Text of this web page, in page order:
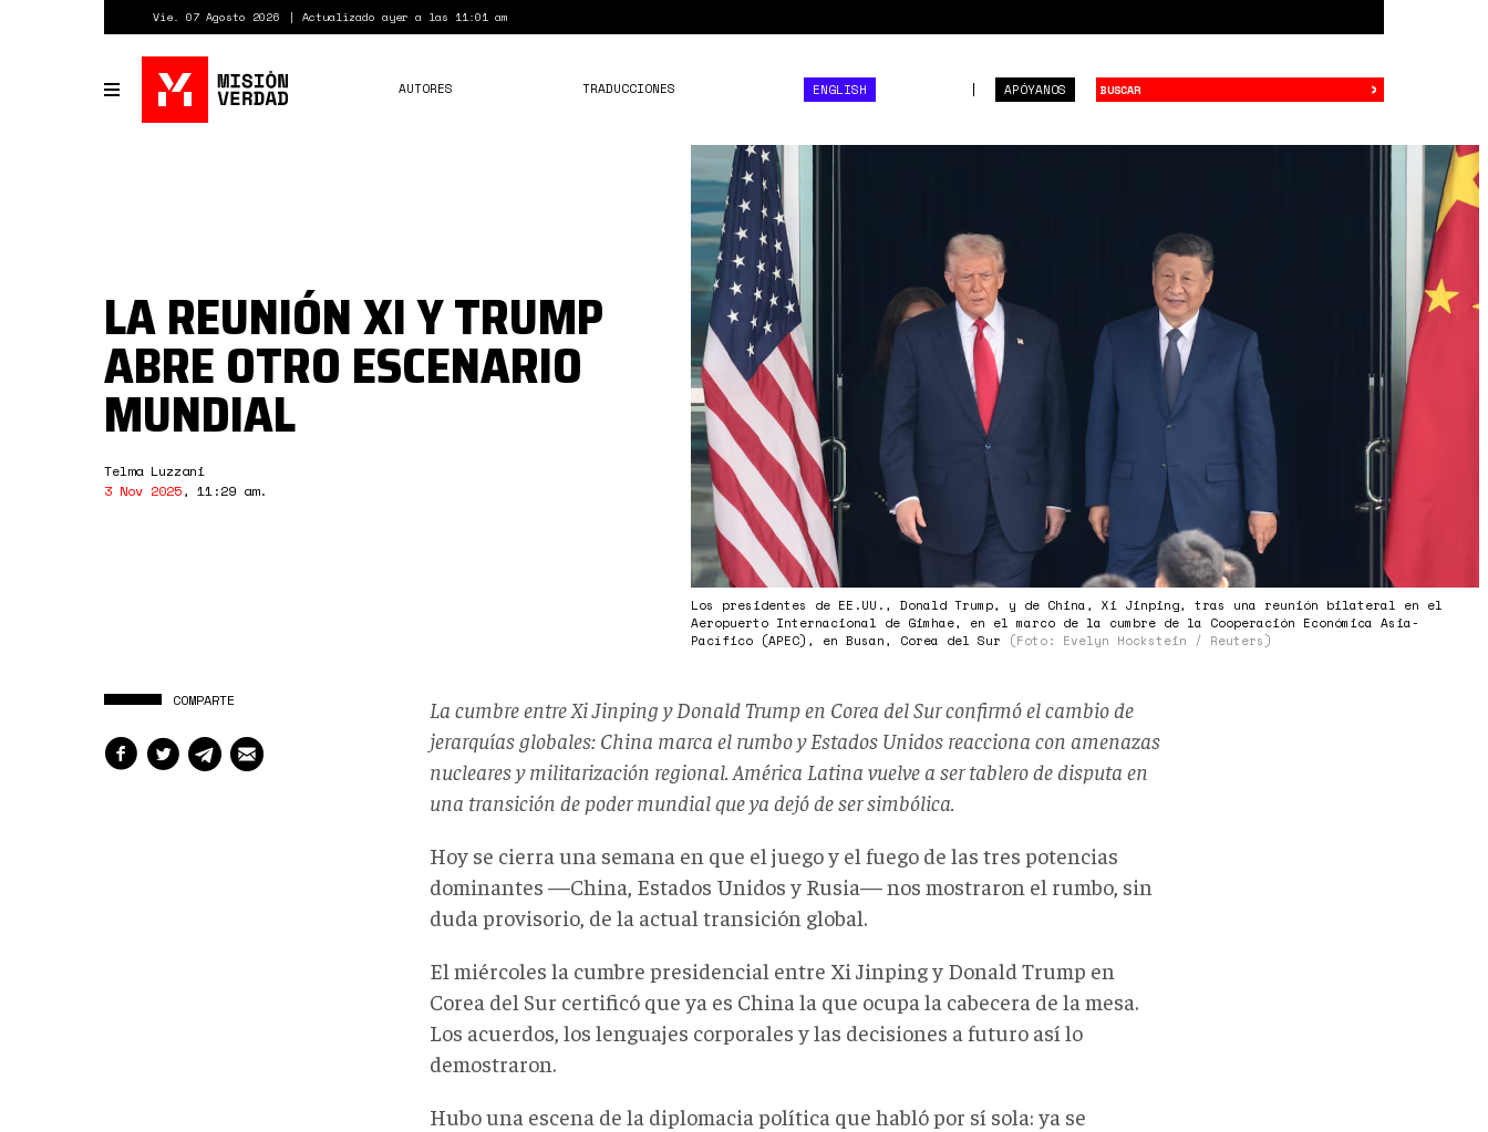
Vie. 07 Agosto 2026 Actualizado ayer a las 11:01 am
Toggle
navigation
APÓYANOS
AUTORES TRADUCCIONES ENGLISH ›
xi
trump
busan
Los presidentes de EE.UU., Donald Trump, y de China, Xi Jinping, tras una reunión bilateral en el
Aeropuerto Internacional de Gimhae, en el marco de la cumbre de la Cooperación Económica Asia-
Pacífico (APEC), en Busan, Corea del Sur
(Foto: Evelyn Hockstein / Reuters)
LA REUNIÓN XI Y TRUMP
ABRE OTRO ESCENARIO
MUNDIAL
Telma Luzzani
3 Nov 2025, 11:29 am.
COMPARTE
La cumbre entre Xi Jinping y Donald Trump en Corea del Sur confirmó el cambio de
jerarquías globales: China marca el rumbo y Estados Unidos reacciona con amenazas
nucleares y militarización regional. América Latina vuelve a ser tablero de disputa en
una transición de poder mundial que ya dejó de ser simbólica.
Hoy se cierra una semana en que el juego y el fuego de las tres potencias
dominantes —China, Estados Unidos y Rusia— nos mostraron el rumbo, sin
duda provisorio, de la actual transición global.
El miércoles la cumbre presidencial entre Xi Jinping y Donald Trump en
Corea del Sur certificó que ya es China la que ocupa la cabecera de la mesa.
Los acuerdos, los lenguajes corporales y las decisiones a futuro así lo
demostraron.
Hubo una escena de la diplomacia política que habló por sí sola: ya se